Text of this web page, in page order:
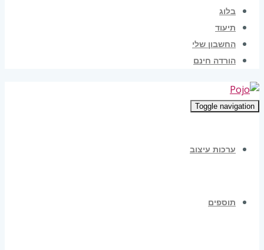
בלוג
תיעוד
החשבון שלי
הורדה חינם
Toggle navigation
ערכות עיצוב
תוספים